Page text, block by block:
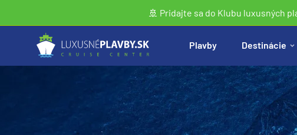
🚢 Pridajte sa do Klubu luxusných
Plavby Destinácie
Vyhľadať